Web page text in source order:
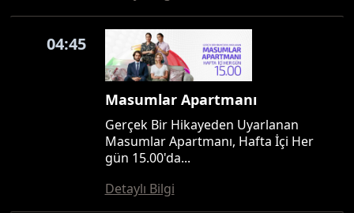
04:45
Masumlar Apartmanı
Gerçek Bir Hikayeden Uyarlanan
Masumlar Apartmanı, Hafta İçi Her
gün 15.00'da...
Detaylı Bilgi